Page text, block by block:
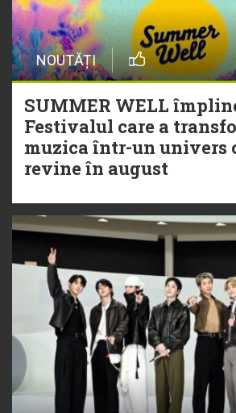
NOUTĂȚI
SUMMER WELL
Festivalul care a
muzica într-un univers
revine în august